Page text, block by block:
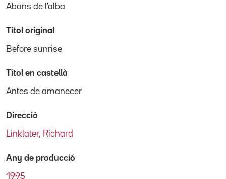
Abans de l'alba
Títol original
Before sunrise
Títol en castellà
Antes de amanecer
Direcció
Linklater, Richard
Any de producció
1995